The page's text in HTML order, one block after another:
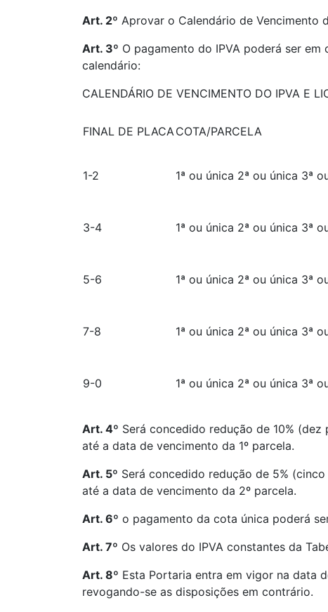
Art. 2º Aprovar o Calendário de Vencimento
Art. 3º O pagamento do IPVA poderá ser
calendário:
CALENDÁRIO DE VENCIMENTO DO IPVA E
FINAL DE PLACACOTA/PARCELA
1-2 1ª ou única 2ª ou única 3ª
3-4 1ª ou única 2ª ou única 3ª
5-6 1ª ou única 2ª ou única 3ª
7-8 1ª ou única 2ª ou única 3ª
9-0 1ª ou única 2ª ou única 3ª
Art. 4º Será concedido redução de 10%
até a data de vencimento da 1º parcela.
Art. 5º Será concedido redução de 5%
até a data de vencimento da 2º parcela.
Art. 6º o pagamento da cota única poderá
Art. 7º Os valores do IPVA constantes da
Art. 8º Esta Portaria entra em vigor na data
revogando-se as disposições em contrário.